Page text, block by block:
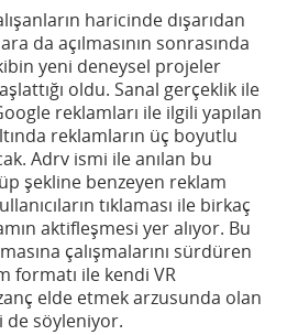
haricinde dışarıdan
da açılmasının sonrasında
yeni deneysel projeler
oldu. Sanal gerçeklik ile
reklamları ile ilgili yapılan
reklamların üç boyutlu
Adrv ismi ile anılan bu
şekline benzeyen reklam
tıklaması ile birkaç
aktifleşmesi yer alıyor. Bu
çalışmalarını sürdüren
formatı ile kendi VR
elde etmek arzusunda olan
de söyleniyor.